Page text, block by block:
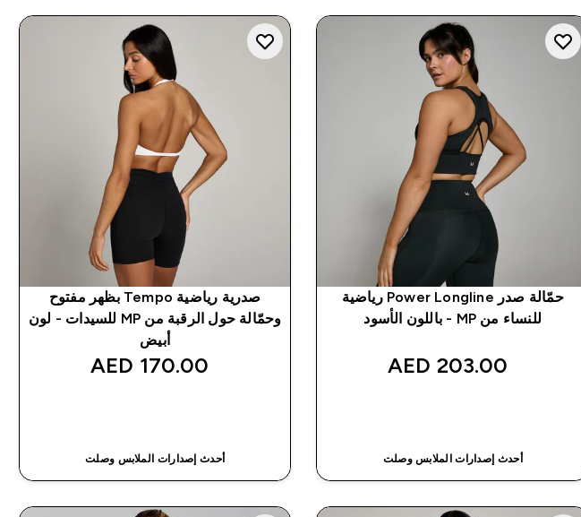
حمّالة صدر Power Longline رياضية
للنساء من MP - باللون الأسود
203.00 AED‎
أحدث إصدارات الملابس وصلت
صدرية رياضية Tempo بظهر مفتوح
وحمّالة حول الرقبة من MP للسيدات - لون
أبيض
170.00 AED‎
أحدث إصدارات الملابس وصلت